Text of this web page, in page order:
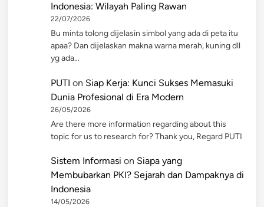
Indonesia: Wilayah Paling Rawan
22/07/2026
Bu minta tolong dijelasin simbol yang ada di peta itu
apaa? Dan dijelaskan makna warna merah, kuning dll
yg ada…
PUTI on Siap Kerja: Kunci Sukses Memasuki
Dunia Profesional di Era Modern
26/05/2026
Are there more information regarding about this
topic for us to research for? Thank you, Regard PUTI
Sistem Informasi on Siapa yang
Membubarkan PKI? Sejarah dan Dampaknya di
Indonesia
14/05/2026